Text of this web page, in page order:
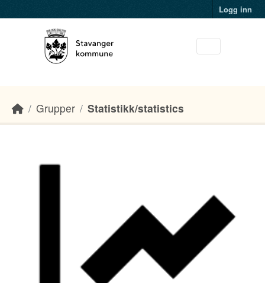
Logg inn
Grupper Statistikk/statistics